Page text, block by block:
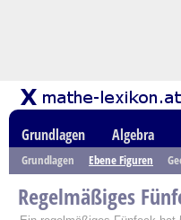
Grundlagen Algebra
Grundlagen Ebene Figuren
Regelmäßiges